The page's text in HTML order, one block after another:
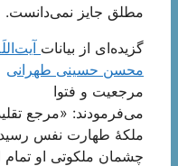
مطلق جایز نمی‌دانست.
گزیده‌ای از بیانات
محسن حسینی طهرانی
مرجعیت و فتوا
می‌فرمودند: «مرجع تقلید
ملکۀ طهارت نفس رسیده
چشمان ملکوتى او تمام